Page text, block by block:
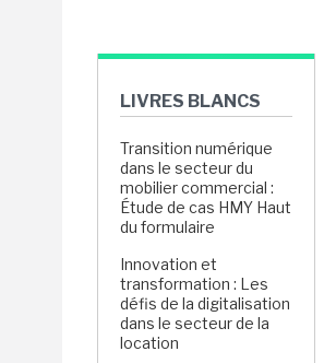
LIVRES BLANCS
Transition numérique
dans le secteur du
mobilier commercial :
Étude de cas HMY Haut
du formulaire
Innovation et
transformation : Les
défis de la digitalisation
dans le secteur de la
location